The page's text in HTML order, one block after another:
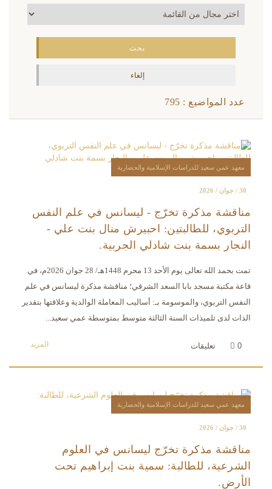
عدد المواضيع : 795
معهد عمي سعيد للدراسات الإسلامية والحضارية
مناقشة مذكرة تخرّج - ليسانس في علم النفس
التربوي، للطالبتين: احبيرش منال بنت علي -
النجار بسمة بنت شادلي الجربية.
تمت بحمد الله تعالى يوم الأحد 13 محرم 1448هـ/ 28 جوان 2026م، في
قاعة مكتبة مسجد بابا السعد الشرقي؛ مناقشة مذكرة ليسانس في علم
النفس التربوي، والموسومة بـ: أساليب المعاملة الوالدية وعلاقتها بتقدير
الذات لدى تلميذات السنة الثالثة متوسط بمتوسطة عمي سعيد...
المزيد 0 تعليقات
معهد عمي سعيد للدراسات الإسلامية والحضارية
مناقشة مذكرة تخرّج ليسانس في العلوم
الشرعية، للطالبة: سمية بنت إبراهيم تحت
الأرض.